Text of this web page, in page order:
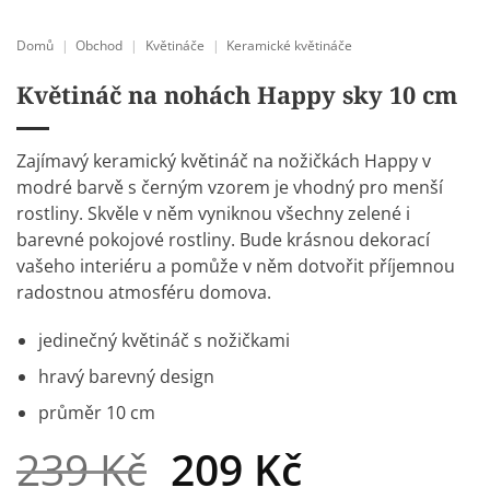
Domů | Obchod | Květináče | Keramické květináče
Květináč na nohách Happy sky 10 cm
Zajímavý keramický květináč na nožičkách Happy v
modré barvě s černým vzorem je vhodný pro menší
rostliny. Skvěle v něm vyniknou všechny zelené i
barevné pokojové rostliny. Bude krásnou dekorací
vašeho interiéru a pomůže v něm dotvořit příjemnou
radostnou atmosféru domova.
jedinečný květináč s nožičkami
hravý barevný design
průměr 10 cm
239Kč Původní
209 KčAktuální